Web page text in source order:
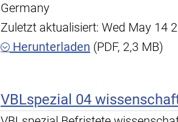
Germany
Zuletzt aktualisiert: Wed May 14
Herunterladen (PDF, 2,3 MB)
VBLspezial 04